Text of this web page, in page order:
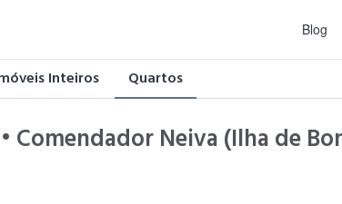
Blog
Inteiros Quartos
Neiva (Ilha de